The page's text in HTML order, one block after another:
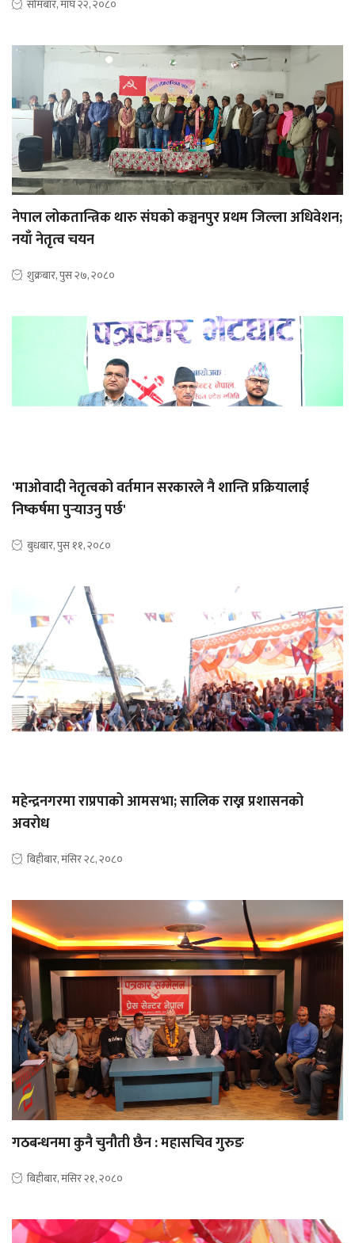
सोमबार, माघ २२, २०८०
नेपाल लोकतान्त्रिक थारु संघको कञ्चनपुर प्रथम जिल्ला अधिवेशन;
नयाँ नेतृत्व चयन
शुक्रबार, पुस २७, २०८०
'माओवादी नेतृत्वको वर्तमान सरकारले नै शान्ति प्रक्रियालाई
निष्कर्षमा पुर्‍याउनु पर्छ'
बुधबार, पुस ११, २०८०
महेन्द्रनगरमा राप्रपाको आमसभा; सालिक राख्न प्रशासनको
अवरोध
बिहीबार, मंसिर २८, २०८०
गठबन्धनमा कुनै चुनौती छैन : महासचिव गुरुङ
बिहीबार, मंसिर २१, २०८०